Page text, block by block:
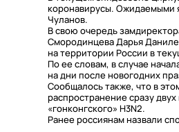
коронавирусы. Ожидаемыми
Чуланов.
В свою очередь
Смородинцева Дарья
на территории России в
По ее словам, в случае
на дни после новогодних
Сообщалось также, что в
распространение сразу
«гонконгского» H3N2.
Ранее россиянам назвали